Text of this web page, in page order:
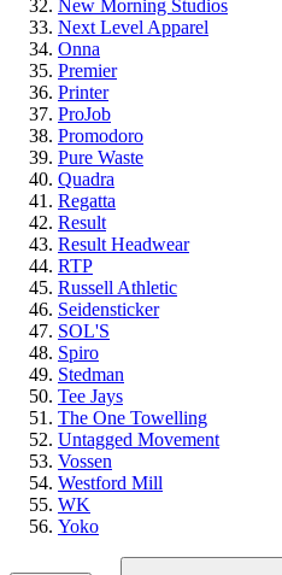
New Morning Studios
Next Level Apparel
Onna
Premier
Printer
ProJob
Promodoro
Pure Waste
Quadra
Regatta
Result
Result Headwear
RTP
Russell Athletic
Seidensticker
SOL'S
Spiro
Stedman
Tee Jays
The One Towelling
Untagged Movement
Vossen
Westford Mill
WK
Yoko